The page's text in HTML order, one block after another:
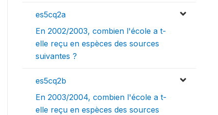
es5cq2a
En 2002/2003, combien l'école a t-
elle reçu en espèces des sources
suivantes ?
es5cq2b
En 2003/2004, combien l'école a t-
elle reçu en espèces des sources